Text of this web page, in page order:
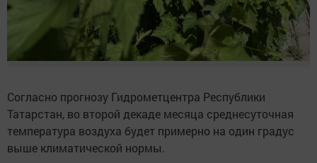
Согласно прогнозу Гидрометцентра Республики
Татарстан, во второй декаде месяца среднесуточная
температура воздуха будет примерно на один градус
выше климатической нормы.